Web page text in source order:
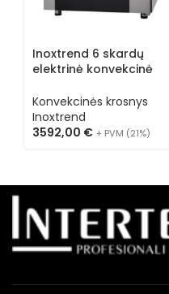
Inoxtrend 6 skardų
elektrinė konvekcinė
Konvekcinės krosnys
Inoxtrend
3592,00 € + PVM (21%)